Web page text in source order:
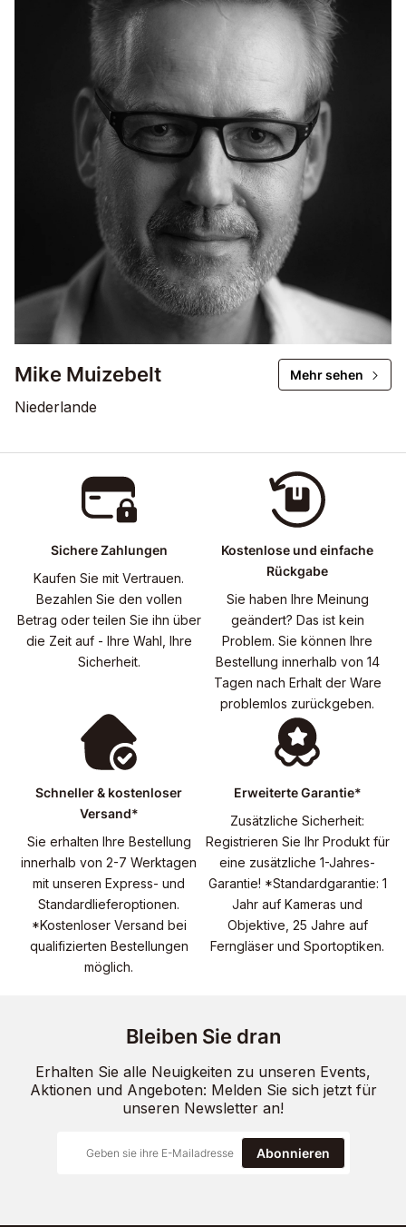
Mike Muizebelt Mehr sehen
Niederlande
Sichere Zahlungen
Kaufen Sie mit Vertrauen.
Bezahlen Sie den vollen
Betrag oder teilen Sie ihn über
die Zeit auf - Ihre Wahl, Ihre
Sicherheit.
Kostenlose und einfache
Rückgabe
Sie haben Ihre Meinung
geändert? Das ist kein
Problem. Sie können Ihre
Bestellung innerhalb von 14
Tagen nach Erhalt der Ware
problemlos zurückgeben.
Schneller & kostenloser
Versand*
Sie erhalten Ihre Bestellung
innerhalb von 2-7 Werktagen
mit unseren Express- und
Standardlieferoptionen.
*Kostenloser Versand bei
qualifizierten Bestellungen
möglich.
Erweiterte Garantie*
Zusätzliche Sicherheit:
Registrieren Sie Ihr Produkt für
eine zusätzliche 1-Jahres-
Garantie! *Standardgarantie: 1
Jahr auf Kameras und
Objektive, 25 Jahre auf
Ferngläser und Sportoptiken.
Bleiben Sie dran
Erhalten Sie alle Neuigkeiten zu unseren Events,
Aktionen und Angeboten: Melden Sie sich jetzt für
unseren Newsletter an!
Abonnieren